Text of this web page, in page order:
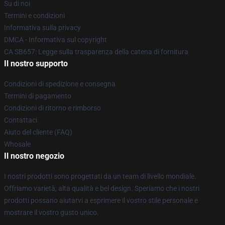
Su di noi
Termini e condizioni
Informativa sulla privacy
DMCA - Informativa sul copyright
CA SB657: Legge sulla trasparenza della catena di fornitura
Il nostro supporto
Condizioni di spedizione e consegna
Termini di pagamento
Condizioni di ritorno e rimborso
Contattaci
Aiuto del cliente (FAQ)
Whosale
Il nostro negozio
I nostri prodotti sono progettati da un team di livello mondiale.
Offriamo varietà, alta qualità e bel design. Speriamo che i nostri
prodotti possano aiutarvi a esprimere il vostro stile personale e
mostrare il vostro gusto unico.